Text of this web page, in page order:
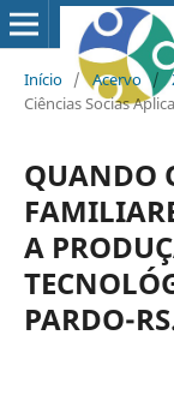
Início / Acervo /
Ciências Socias
QUANDO
A
PARDO-